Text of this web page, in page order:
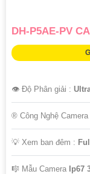
DH-P5AE-PV
👁 Độ Phân giải :
®️ Công Nghệ Camera
💡 Xem ban đêm :
🎼️ Mẫu Camera Ip67